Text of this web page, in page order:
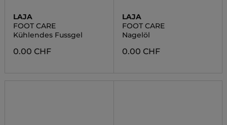
LAJA
FOOT CARE
Kühlendes Fussgel
0.00 CHF
LAJA
FOOT CARE
Nagelöl
0.00 CHF